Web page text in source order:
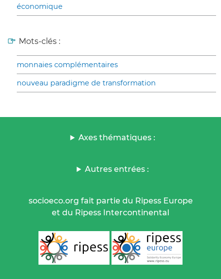
économique
Mots-clés :
monnaies complémentaires
nouveau paradigme de transformation
Axes thématiques :
Autres entrées :
socioeco.org fait partie du Ripess Europe
et du Ripess Intercontinental